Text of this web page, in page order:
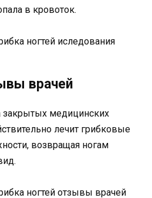
в кровоток.
врачей
медицинских
лечит грибковые
возвращая ногам